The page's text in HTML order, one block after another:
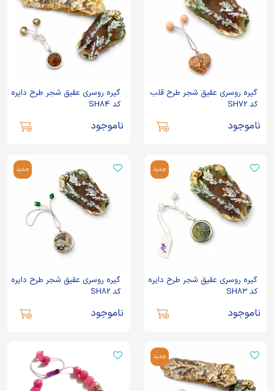
گیره روسری عقیق شجر طرح قلب
کد SH72
ناموجود
گیره روسری عقیق شجر طرح دایره
کد SH84
ناموجود
جدید
گیره روسری عقیق شجر طرح دایره
کد SH83
ناموجود
جدید
گیره روسری عقیق شجر طرح دایره
کد SH82
ناموجود
جدید